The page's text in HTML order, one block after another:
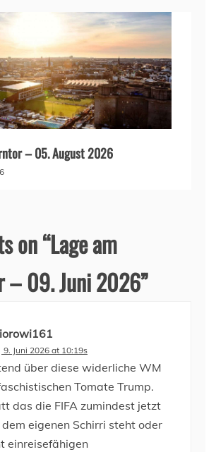
– 05. August 2026
on “Lage am
– 09. Juni 2026”
9. Juni 2026 at 10:19s
über diese widerliche WM
Tomate Trump.
das die FIFA zumindest jetzt
eigenen Schirri steht oder
einreisefähigen